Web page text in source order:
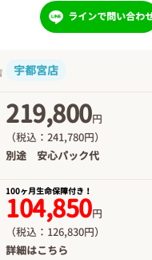
ラインで問い合わ
宇都宮店
219,800円
（税込：241,780円）
別途 安心パック代
100ヶ月生命保障付き！
104,850円
（税込：126,830円）
詳細はこちら